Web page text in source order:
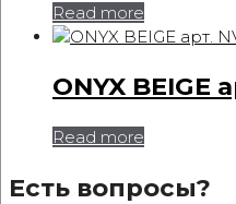
Read more
ONYX BEIGE
Read more
Есть вопросы?